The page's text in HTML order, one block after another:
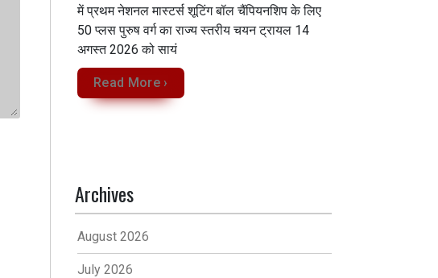
में प्रथम नेशनल मास्टर्स शूटिंग बॉल चैंपियनशिप के लिए
50 प्लस पुरुष वर्ग का राज्य स्तरीय चयन ट्रायल 14
अगस्त 2026 को सायं
Read More ›
Archives
August 2026
July 2026